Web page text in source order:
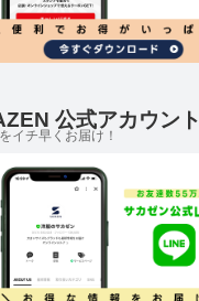
公式アカウント
イチ早くお届け！